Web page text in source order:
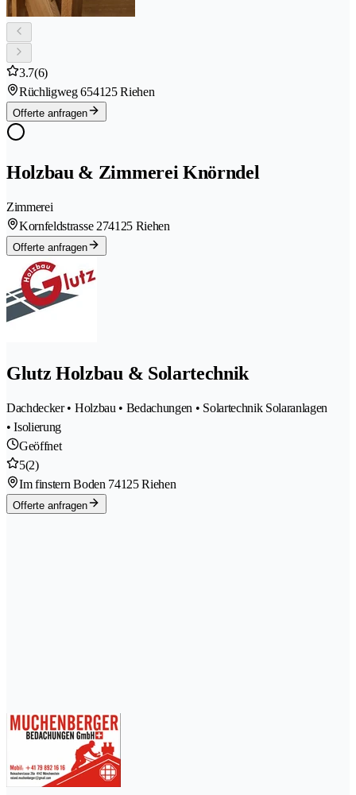
3.7(6)
Rüchligweg 654125 Riehen
Offerte anfragen
Holzbau & Zimmerei Knörndel
Zimmerei
Kornfeldstrasse 274125 Riehen
Offerte anfragen
Glutz Holzbau & Solartechnik
Dachdecker • Holzbau • Bedachungen • Solartechnik Solaranlagen
• Isolierung
Geöffnet
5(2)
Im finstern Boden 74125 Riehen
Offerte anfragen